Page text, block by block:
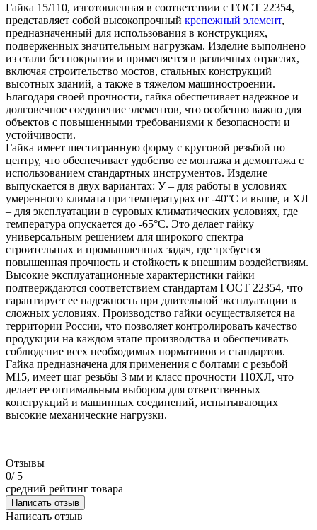
Гайка 15/110, изготовленная в соответствии с ГОСТ 22354,
представляет собой высокопрочный крепежный элемент,
предназначенный для использования в конструкциях,
подверженных значительным нагрузкам. Изделие выполнено
из стали без покрытия и применяется в различных отраслях,
включая строительство мостов, стальных конструкций
высотных зданий, а также в тяжелом машиностроении.
Благодаря своей прочности, гайка обеспечивает надежное и
долговечное соединение элементов, что особенно важно для
объектов с повышенными требованиями к безопасности и
устойчивости.
Гайка имеет шестигранную форму с круговой резьбой по
центру, что обеспечивает удобство ее монтажа и демонтажа с
использованием стандартных инструментов. Изделие
выпускается в двух вариантах: У – для работы в условиях
умеренного климата при температурах от -40°C и выше, и ХЛ
– для эксплуатации в суровых климатических условиях, где
температура опускается до -65°C. Это делает гайку
универсальным решением для широкого спектра
строительных и промышленных задач, где требуется
повышенная прочность и стойкость к внешним воздействиям.
Высокие эксплуатационные характеристики гайки
подтверждаются соответствием стандартам ГОСТ 22354, что
гарантирует ее надежность при длительной эксплуатации в
сложных условиях. Производство гайки осуществляется на
территории России, что позволяет контролировать качество
продукции на каждом этапе производства и обеспечивать
соблюдение всех необходимых нормативов и стандартов.
Гайка предназначена для применения с болтами с резьбой
М15, имеет шаг резьбы 3 мм и класс прочности 110ХЛ, что
делает ее оптимальным выбором для ответственных
конструкций и машинных соединений, испытывающих
высокие механические нагрузки.
Отзывы
0/ 5
средний рейтинг товара
Написать отзыв
Написать отзыв